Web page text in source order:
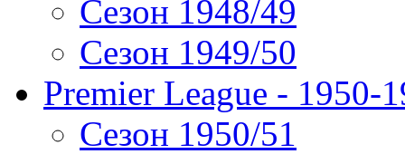
Сезон 1948/49
Сезон 1949/50
Premier League - 1950-
Сезон 1950/51